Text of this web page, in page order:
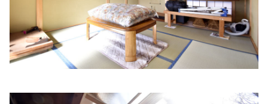
姫路市の内科 もりたファミリークリニック
住所:兵庫県姫路市北条宮の町２２１ マップで見る
にしあんクリニック内科外科
住所:
兵庫県姫路市亀井町１６ マップで見る
兵庫県姫路市博労町７７ マップで見る